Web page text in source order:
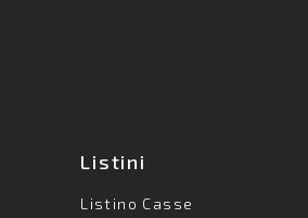
Listini
Listino Casse